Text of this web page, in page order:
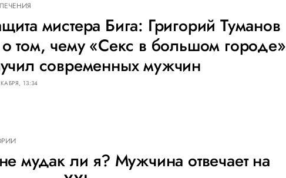
мистера Бига: Григорий Туманов
том, чему «Секс в большом городе»
современных мужчин
13:34
мудак ли я? Мужчина отвечает на